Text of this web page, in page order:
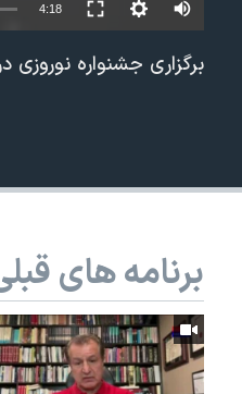
4:18
برگزاری جشنواره نوروزی
برنامه های